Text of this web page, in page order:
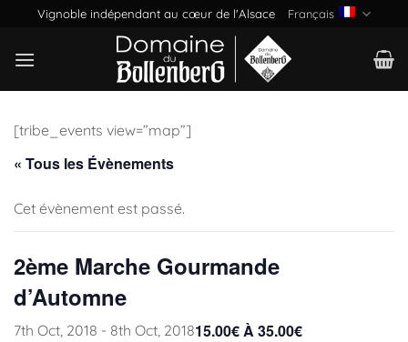
Passer
contenu
Vignoble indépendant au cœur de l'Alsace Français
[tribe_events view=”map”]
« Tous les Évènements
Cet évènement est passé.
2ème Marche Gourmande
d’Automne
7th Oct, 2018 - 8th Oct, 201815.00€ À 35.00€